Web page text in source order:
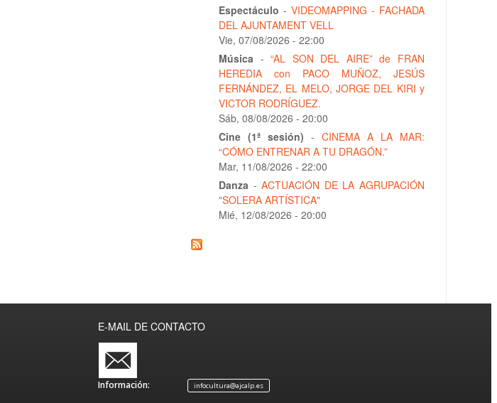
Espectáculo - VIDEOMAPPING - FACHADA
DEL AJUNTAMENT VELL
Vie, 07/08/2026 - 22:00
Música -“AL SON DEL AIRE” de FRAN
HEREDIA con PACO MUÑOZ, JESÚS
FERNÁNDEZ, EL MELO, JORGE DEL KIRI y
VICTOR RODRÍGUEZ.
Sáb, 08/08/2026 - 20:00
Cine (1ª sesión) - CINEMA A LA MAR:
“CÓMO ENTRENAR A TU DRAGÓN.”
Mar, 11/08/2026 - 22:00
Danza -ACTUACIÓN DE LA AGRUPACIÓN
"SOLERA ARTÍSTICA"
Mié, 12/08/2026 - 20:00
E-MAIL DE CONTACTO
Información: infocultura@ajcalp.es